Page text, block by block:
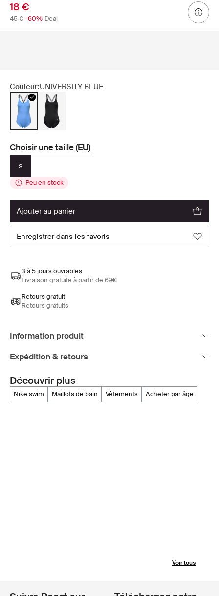
18 €
45 € -60% Deal
Couleur:UNIVERSITY BLUE
Choisir une taille (EU)
S
Peu en stock
ajouter au panier
enregistrer dans les favoris
3 à 5 jours ouvrables
Livraison gratuite à partir de 69€
Retours gratuit
Retours gratuits
Information produit
Expédition & retours
Découvrir plus
nike swim maillots de bain vêtements acheter par âge
Voir tous